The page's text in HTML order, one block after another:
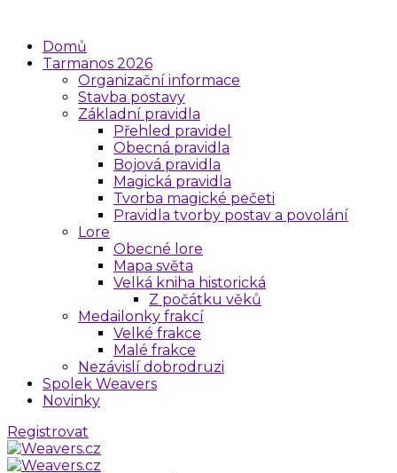
Domů
Tarmanos 2026
Organizační informace
Stavba postavy
Základní pravidla
Přehled pravidel
Obecná pravidla
Bojová pravidla
Magická pravidla
Tvorba magické pečeti
Pravidla tvorby postav a povolání
Lore
Obecné lore
Mapa světa
Velká kniha historická
Z počátku věků
Medailonky frakcí
Velké frakce
Malé frakce
Nezávislí dobrodruzi
Spolek Weavers
Novinky
Registrovat